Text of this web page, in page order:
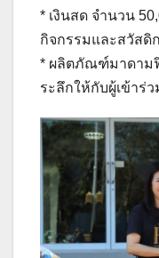
* เงินสด จำนวน
กิจกรรมและสวัสดิ
* ผลิตภัณฑ์มาดาม
ระลึกให้กับผู้เข้าร่